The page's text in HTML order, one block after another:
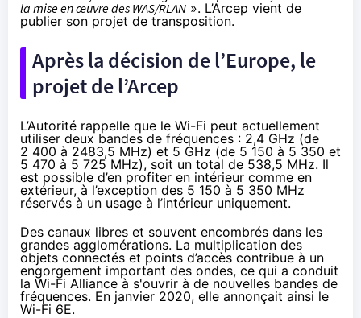
la mise en œuvre des WAS/RLAN ». L’Arcep vient de
publier son projet de transposition.
Après la décision de l’Europe, le
projet de l’Arcep
L’Autorité rappelle que le Wi-Fi peut actuellement
utiliser deux bandes de fréquences : 2,4 GHz (de
2 400 à 2483,5 MHz) et 5 GHz (de 5 150 à 5 350 et
5 470 à 5 725 MHz), soit un total de 538,5 MHz. Il
est possible d’en profiter en intérieur comme en
extérieur, à l’exception des 5 150 à 5 350 MHz
réservés à un usage à l’intérieur uniquement.
Des canaux libres et souvent encombrés dans les
grandes agglomérations. La multiplication des
objets connectés et points d’accès contribue à un
engorgement important des ondes, ce qui a conduit
la Wi-Fi Alliance à s'ouvrir à de nouvelles bandes de
fréquences. En janvier 2020, elle annonçait ainsi le
Wi-Fi 6E.